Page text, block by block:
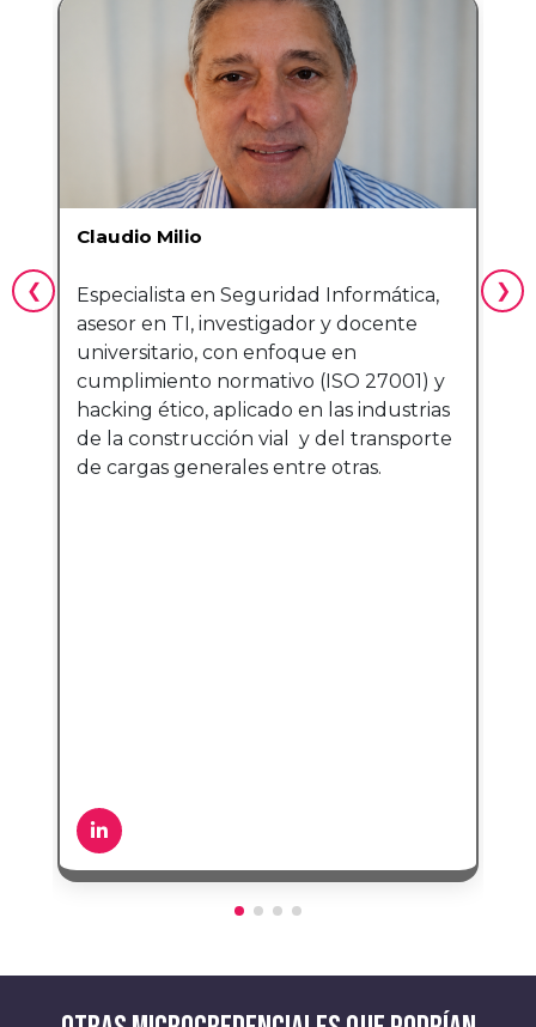
Claudio Milio
Especialista en Seguridad Informática,
asesor en TI, investigador y docente
universitario, con enfoque en
cumplimiento normativo (ISO 27001) y
hacking ético, aplicado en las industrias
de la construcción vial y del transporte
de cargas generales entre otras.